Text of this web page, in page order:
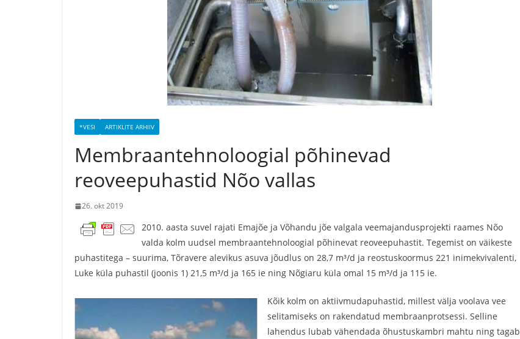
*VESI ARTIKLITE ARHIIV
Membraantehnoloogial põhinevad
reoveepuhastid Nõo vallas
26. okt 2019
2010. aasta suvel rajati Emajõe ja Võhandu jõe valgala veemajandusprojekti raames Nõo
valda kolm uudsel membraantehnoloogial põhinevat reoveepuhastit. Tegemist on väikeste
puhastitega – suurima, Tõravere alevikus asuva jõudlus on 28,7 m³/d ja reostuskoormus 221 inimekvivalenti,
Luke küla puhastil (joonis 1) 21,5 m³/d ja 165 ie ning Nõgiaru küla omal 15 m³/d ja 115 ie.
Kõik kolm on aktiivmudapuhastid, millest välja voolava vee
selitamiseks on rakendatud membraanprotsessi. Selline
lahendus lubab vähendada õhustuskambri mahtu ning tagab